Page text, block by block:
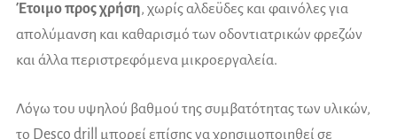
Έτοιμο προς χρήση, χωρίς αλδεϋδες και φαινόλες για
απολύμανση και καθαρισμό των οδοντιατρικών φρεζών
και άλλα περιστρεφόμενα μικροεργαλεία.
Λόγω του υψηλού βαθμού της συμβατότητας των υλικών,
το Desco drill μπορεί επίσης να χρησιμοποιηθεί σε